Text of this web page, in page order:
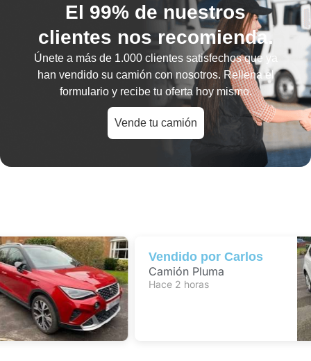
El 99% de nuestros
clientes nos recomienda.
Únete a más de 1.000 clientes satisfechosque ya
han vendido su camión con nosotros. Rellena el
formulario y recibe tu oferta hoy mismo.
Vende tu camión
Vendido porCarlos
Camión Pluma
Hace 2 horas